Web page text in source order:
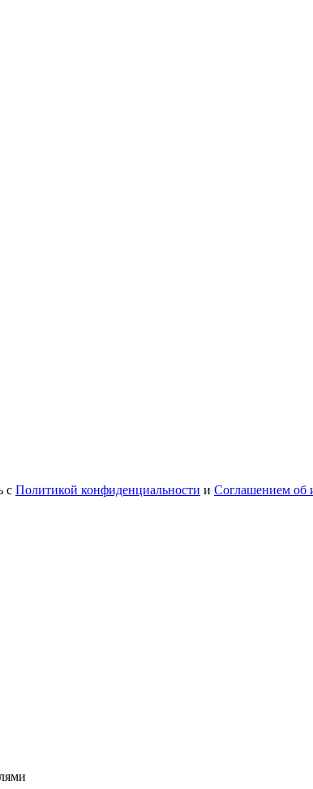
с Политикой конфиденциальности и Соглашением об